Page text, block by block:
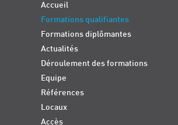
Accueil
Formations qualifiantes
Formations diplômantes
Actualités
Déroulement des formations
Equipe
Références
Locaux
Accès